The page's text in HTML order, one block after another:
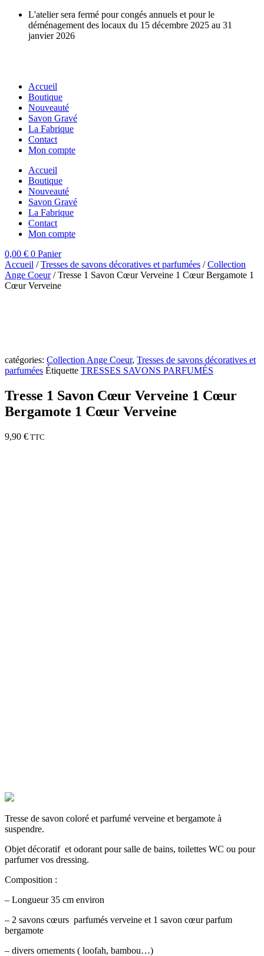
Aller
contenu
L'atelier sera fermé pour congés annuels et pour le
déménagement des locaux du 15 décembre 2025 au 31
janvier 2026
Accueil
Boutique
Nouveauté
Savon Gravé
La Fabrique
Contact
Mon compte
Accueil
Boutique
Nouveauté
Savon Gravé
La Fabrique
Contact
Mon compte
0,00 € 0 Panier
Accueil /Tresses de savons décoratives et parfumées /Collection
Ange Coeur/ Tresse 1 Savon Cœur Verveine 1 Cœur Bergamote 1
Cœur Verveine
catégories: Collection Ange Coeur, Tresses de savons décoratives et
parfumées Étiquette TRESSES SAVONS PARFUMÉS
Tresse 1 Savon Cœur Verveine 1 Cœur
Bergamote 1 Cœur Verveine
9,90 € TTC
Tresse de savon coloré et parfumé verveine et bergamote à
suspendre.
Objet décoratif et odorant pour salle de bains, toilettes WC ou pour
parfumer vos dressing.
Composition :
– Longueur 35 cm environ
– 2 savons cœurs parfumés verveine et 1 savon cœur parfum
bergamote
– divers ornements ( loofah, bambou…)